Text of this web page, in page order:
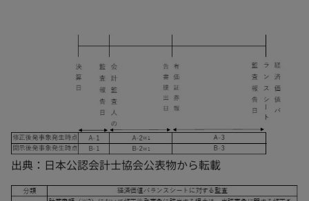
出典：日本公認会計士協会公表物から転載